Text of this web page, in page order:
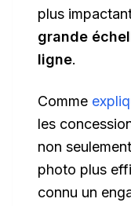
plus
grande
ligne.
Comme
les
non
photo plus
connu un